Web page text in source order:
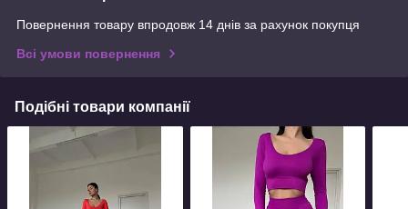
Повернення товару впродовж 14 днів за рахунок покупця
Всі умови повернення
Подібні товари компанії